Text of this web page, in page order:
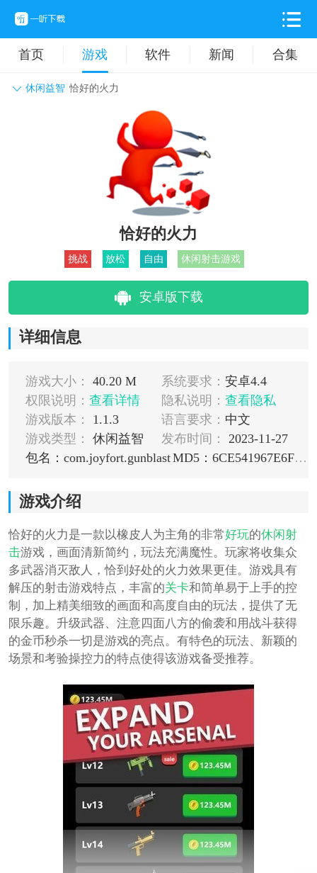
首页 游戏 软件 新闻 合集
休闲益智 恰好的火力
动作格斗
卡牌对战 音乐舞蹈
挂机养成
恰好的火力
挑战 放松 自由 休闲射击游戏
安卓版下载
详细信息
游戏大小： 40.20 M 系统要求： 安卓4.4
权限说明： 查看详情 隐私说明： 查看隐私
游戏版本：
1.1.3 语言要求： 中文
游戏类型：
休闲益智 发布时间：
2023-11-27
包名：com.joyfort.gunblast
MD5：6CE541967E6F2915B010C915A3BBA1C3
游戏介绍
恰好的火力是一款以橡皮人为主角的非常好玩的休闲射
击游戏，画面清新简约，玩法充满魔性。玩家将收集众
多武器消灭敌人，恰到好处的火力效果更佳。游戏具有
解压的射击游戏特点，丰富的关卡和简单易于上手的控
制，加上精美细致的画面和高度自由的玩法，提供了无
限乐趣。升级武器、注意四面八方的偷袭和用战斗获得
的金币秒杀一切是游戏的亮点。有特色的玩法、新颖的
场景和考验操控力的特点使得该游戏备受推荐。